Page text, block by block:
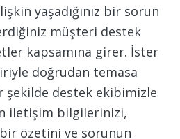
yaşadığınız bir sorun
müşteri destek
kapsamına girer. İster
doğrudan temasa
şekilde destek ekibimizle
iletişim bilgilerinizi,
bir özetini ve sorunun